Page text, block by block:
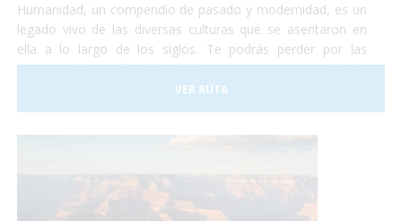
Humanidad, un compendio de pasado y modernidad, es un
legado vivo de las diversas culturas que se asentaron en
ella a lo largo de los siglos. Te podrás perder por las
innumerables callejuelas del casco antiguo cordobés,
plazas y patios floridos ubicados alrededor de la Mezquita-
Catedral, reflejo de la relevancia de la ciudad en la época
VER RUTA